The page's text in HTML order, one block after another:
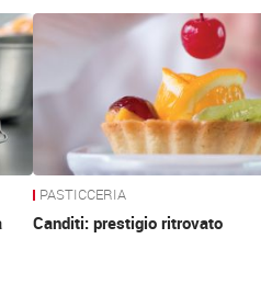
PASTICCERIA
Canditi: prestigio ritrovato